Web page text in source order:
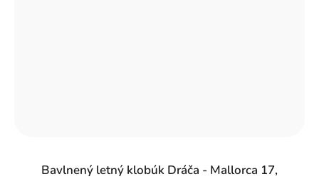
Bavlnený letný klobúk Dráča - Mallorca 17,